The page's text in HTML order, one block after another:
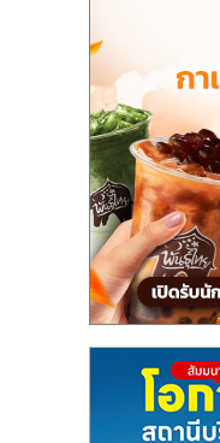
ปรึกษา
แฟ
ไชส์,
รวม
แฟ